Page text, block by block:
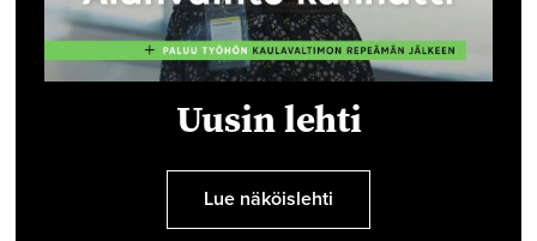
Uusin lehti
Lue näköislehti